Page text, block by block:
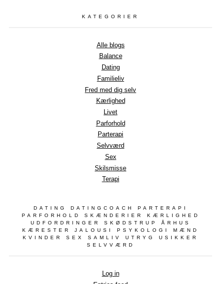
KATEGORIER
Alle blogs
Balance
Dating
Familieliv
Fred med dig selv
Kærlighed
Livet
Parforhold
Parterapi
Selvværd
Sex
Skilsmisse
Terapi
DATING DATINGCOACH PARTERAPI
PARFORHOLD SKÆNDERIER KÆRLIGHED
UDFORDRINGER SKØDSTRUP ÅRHUS
KÆRESTER JALOUSI PSYKOLOGI MÆND
KVINDER SEX SAMLIV UTRYG USIKKER
SELVVÆRD
Log in